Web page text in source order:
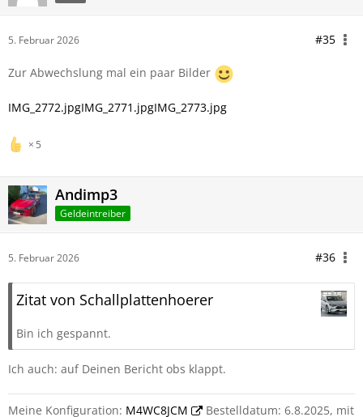
5. Februar 2026 #35
Zur Abwechslung mal ein paar Bilder
IMG_2772.jpgIMG_2771.jpgIMG_2773.jpg
5
Andimp3
Geldeintreiber
5. Februar 2026 #36
Zitat von Schallplattenhoerer
Bin ich gespannt.
Ich auch: auf Deinen Bericht obs klappt.
Meine Konfiguration: M4WC8JCM
Bestelldatum: 6.8.2025, mit